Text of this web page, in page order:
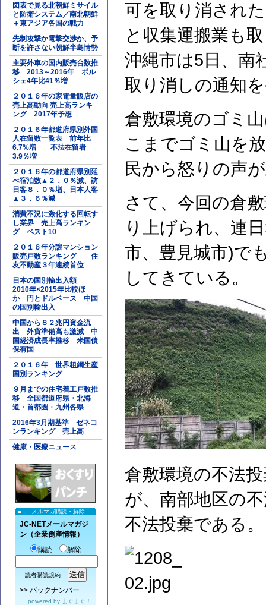
図表で見る北朝鮮ミサイル
と防衛システム／南北朝鮮
＋東アジア各国の戦力
先制攻撃か電撃交渉か、予
断を許さない朝鮮半島情勢
主要外車の国内販売台数推
移 2013～2016年 ポル
シェ4年比41％増
２０１６年の家電量販店の
売上高動向 売上高ランキ
ング 2017年予想
２０１６年都道府県別外国
人在留数一覧表 前年比
6.7%増 不法在留者
3.9％増
２０１６年の都道府県別延
べ宿泊数▲２．０％減、訪
日客８．０％増、日本人客
▲３．６％減
消費不況に激化する回転す
し業界 売上高ランキン
グ ベスト10
２０１６年分譲マンション
販売戸数ランキング 住
友不動産３年連続首位
日本の国別輸出入額
2010年×2015年比較ほ
か 円とドルベース 中国
の国別輸出入
中国から８２兆円資金流
出 外貨準備高も激減 中
国経済成長率推移 米国債
保有国
２０１６年 世界粗鋼生産
国別ランキング
９月までの住宅着工戸数推
移 全国都道府県・北海
道・首都圏・九州各県
2016年3月期基準 ゼネコ
ンランキング 売上高
健康・医療ニュース
メルマガ購読・解除
JC-NETメールマガジ
ン（企業倒産情報）
購読
解除
読者購読規約
>> バックナンバー
powered by まぐまぐ！
可を取り消され
と収集運搬業も
沖縄市は5日、南
取り消しの通知
倉敷環境のゴミ
こまでゴミ山を
民から怒りの声
さて、今回の倉
り上げられ、連
市、豊見城市)で
してきている。
倉敷環境の不法
が、南部地区の
不法投棄である。